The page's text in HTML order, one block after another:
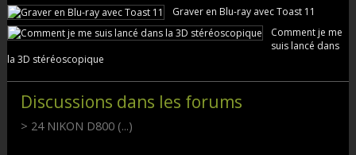
Graver en Blu-ray avec Toast 11
Comment je me
suis lancé dans
la 3D stéréoscopique
Discussions dans les forums
> 24 NIKON D800 (...)